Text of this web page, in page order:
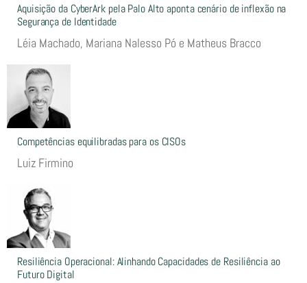
Aquisição da CyberArk pela Palo Alto aponta cenário de inflexão na
Segurança de Identidade
Léia Machado, Mariana Nalesso Pó e Matheus Bracco
Competências equilibradas para os CISOs
Luiz Firmino
Resiliência Operacional: Alinhando Capacidades de Resiliência ao
Futuro Digital